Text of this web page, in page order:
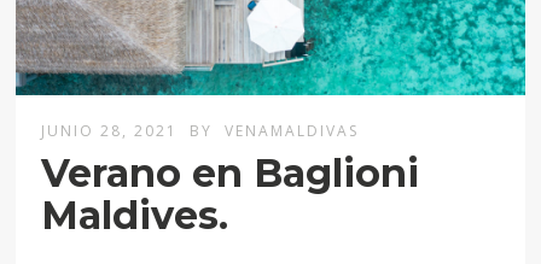
JUNIO 28, 2021 BY VENAMALDIVAS
Verano en Baglioni
Maldives.